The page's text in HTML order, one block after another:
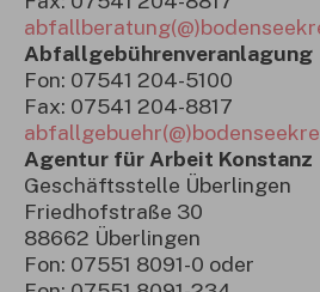
Abfallgebührenveranlagung
Fon: 07541 204-5100
Fax: 07541 204-8817
Agentur für Arbeit Konstanz
Geschäftsstelle Überlingen
Friedhofstraße 30
88662 Überlingen
Fon: 07551 8091-0 oder